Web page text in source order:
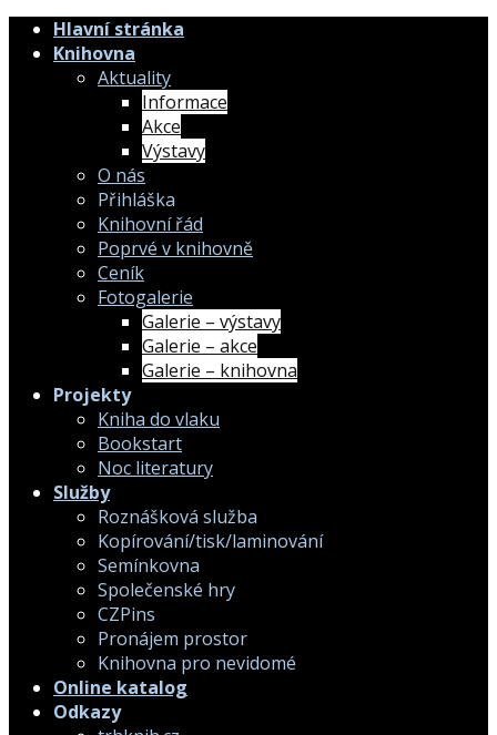
Hlavní stránka
Knihovna
Aktuality
Informace
Akce
Výstavy
O nás
Přihláška
Knihovní řád
Poprvé v knihovně
Ceník
Fotogalerie
Galerie – výstavy
Galerie – akce
Galerie – knihovna
Projekty
Kniha do vlaku
Bookstart
Noc literatury
Služby
Roznášková služba
Kopírování/tisk/laminování
Semínkovna
Společenské hry
CZPins
Pronájem prostor
Knihovna pro nevidomé
Online katalog
Odkazy